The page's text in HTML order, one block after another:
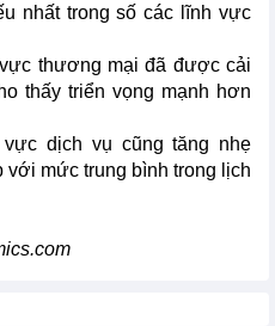
nhất trong số các lĩnh vực
thương mại đã được cải
thấy triển vọng mạnh hơn
dịch vụ cũng tăng nhẹ
với mức trung bình trong lịch